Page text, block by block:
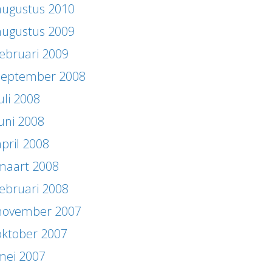
2010
2009
2009
2008
2008
2008
2008
2008
2008
2007
2007
2007